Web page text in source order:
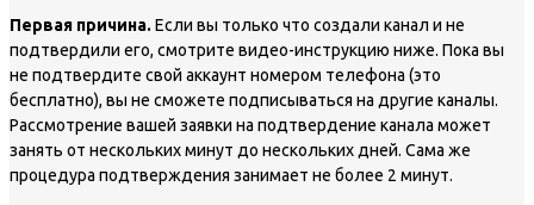
Первая причина. Если вы только что создали канал и не
подтвердили его, смотрите видео-инструкцию ниже. Пока вы
не подтвердите свой аккаунт номером телефона (это
бесплатно), вы не сможете подписываться на другие каналы.
Рассмотрение вашей заявки на подтвердение канала может
занять от нескольких минут до нескольких дней. Сама же
процедура подтверждения занимает не более 2 минут.